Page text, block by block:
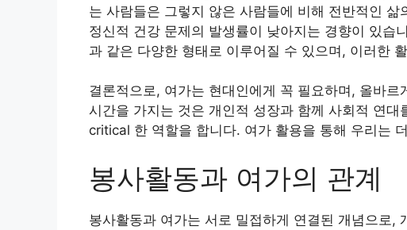
는 사람들은 그렇지 않은 사람들에 비해 전반적인
정신적 건강 문제의 발생률이 낮아지는 경향이 있습
과 같은 다양한 형태로 이루어질 수 있으며, 이러한
결론적으로, 여가는 현대인에게 꼭 필요하며, 올바
시간을 가지는 것은 개인적 성장과 함께 사회적 연
critical 한 역할을 합니다. 여가 활용을 통해 우리는
봉사활동과 여가의 관계
봉사활동과 여가는 서로 밀접하게 연결된 개념으로,